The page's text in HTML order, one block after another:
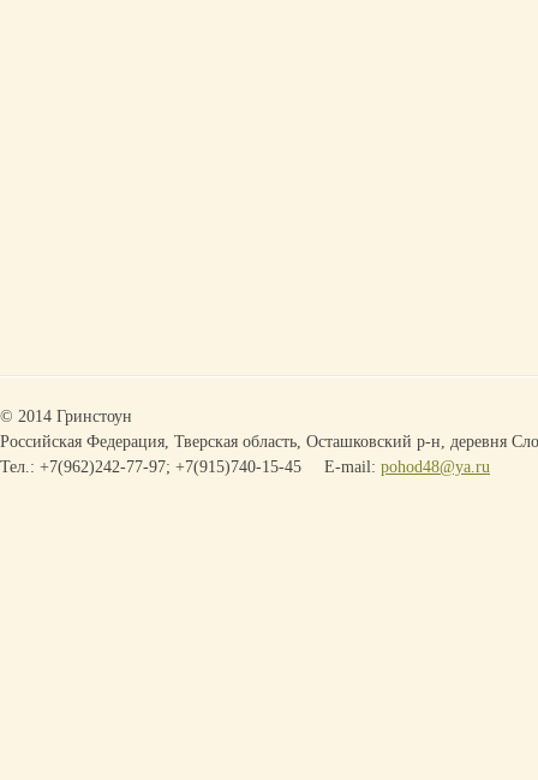
© 2014 Гринстоун
Российская Федерация, Тверская область, Осташковский р-н, деревня
Тел.: +7(962)242-77-97; +7(915)740-15-45
E-mail: pohod48@ya.ru